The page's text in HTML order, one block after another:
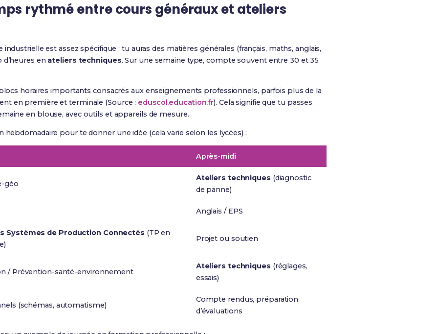
rythmé entre cours généraux et ateliers
industrielle est assez spécifique : tu auras des matières générales (français, maths, anglais,
en ateliers techniques. Sur une semaine type, compte souvent entre 30 et 35
horaires importants consacrés aux enseignements professionnels, parfois plus de la
en première et terminale (Source : eduscol.education.fr). Cela signifie que tu passes
en blouse, avec outils et appareils de mesure.
hebdomadaire pour te donner une idée (cela varie selon les lycées) :
Après-midi
géo
Ateliers techniques (diagnostic
de panne)
Anglais / EPS
Systèmes de Production Connectés (TP en
Projet ou soutien
/ Prévention-santé-environnement
Ateliers techniques (réglages,
essais)
(schémas, automatisme)
Compte rendus, préparation
d’évaluations